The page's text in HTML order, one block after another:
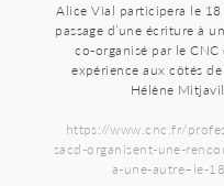
Alice Vial participera le
passage d’une écriture à
co-organisé par le
expérience aux côtés
Hélène
https://www.cnc.fr/
sacd-organisent-une-
a-une-autre–le-